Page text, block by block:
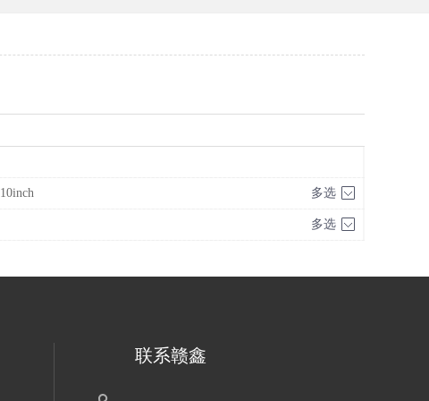
10inch 多选
多选
联系赣鑫